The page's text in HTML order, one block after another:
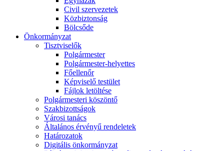
Civil szervezetek
Közbiztonság
Bölcsőde
Önkormányzat
Tisztviselők
Polgármester
Polgármester-helyettes
Főellenőr
Képviselő testület
Fájlok letöltése
Polgármesteri köszöntő
Szakbizottságok
Városi tanács
Általános érvényű rendeletek
Határozatok
Digitális önkormányzat